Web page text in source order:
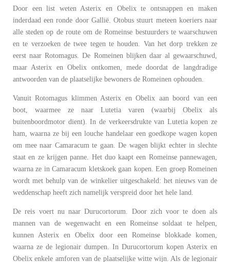
Door een list weten Asterix en Obelix te ontsnappen en maken
inderdaad een ronde door Gallië. Otobus stuurt meteen koeriers naar
alle steden op de route om de Romeinse bestuurders te waarschuwen
en te verzoeken de twee tegen te houden. Van het dorp trekken ze
eerst naar Rotomagus. De Romeinen blijken daar al gewaarschuwd,
maar Asterix en Obelix ontkomen, mede doordat de langdradige
antwoorden van de plaatselijke bewoners de Romeinen ophouden.
Vanuit Rotomagus klimmen Asterix en Obelix aan boord van een
boot, waarmee ze naar Lutetia varen (waarbij Obelix als
buitenboordmotor dient). In de verkeersdrukte van Lutetia kopen ze
ham, waarna ze bij een louche handelaar een goedkope wagen kopen
om mee naar Camaracum te gaan. De wagen blijkt echter in slechte
staat en ze krijgen panne. Het duo kaapt een Romeinse pannewagen,
waarna ze in Camaracum kletskoek gaan kopen. Een groep Romeinen
wordt met behulp van de winkelier uitgeschakeld: het nieuws van de
weddenschap heeft zich namelijk verspreid door het hele land.
De reis voert nu naar Durucortorum. Door zich voor te doen als
mannen van de wegenwacht en een Romeinse soldaat te helpen,
kunnen Asterix en Obelix door een Romeinse blokkade komen,
waarna ze de legionair dumpen. In Durucortorum kopen Asterix en
Obelix enkele amforen van de plaatselijke witte wijn. Als de legionair